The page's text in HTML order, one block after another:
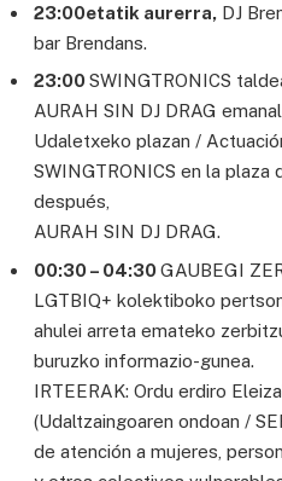
23:00etatik aurerra, DJ
bar Brendans.
23:00SWINGTRONICS
AURAH SIN DJ DRAG
Udaletxeko plazan /
SWINGTRONICS en la plaza
después,
AURAH SIN DJ DRAG.
00:30 – 04:30GAUBEGI
LGTBIQ+ kolektiboko
ahulei arreta emateko
buruzko informazio-gunea.
IRTEERAK: Ordu erdiro
(Udaltzaingoaren ondoan /
de atención a mujeres,